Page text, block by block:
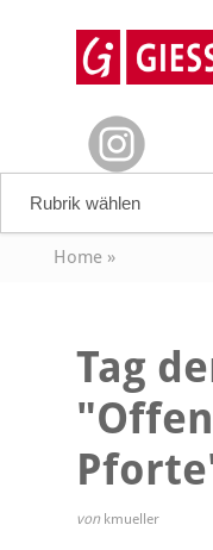
Home»
Tag
von kmueller